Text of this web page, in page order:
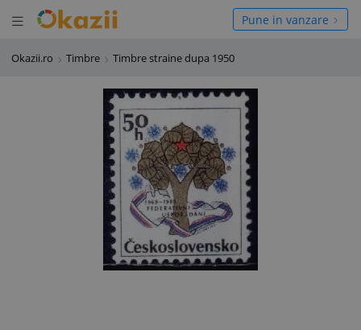
Deschide meniul
meniul Pune in vanzare
Okazii.ro Timbre Timbre straine dupa 1950